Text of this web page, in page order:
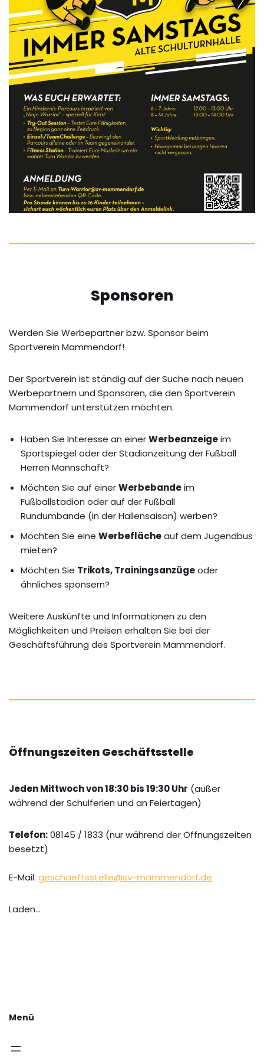
Sponsoren
Werden Sie Werbepartner bzw. Sponsor beim
Sportverein Mammendorf!
Der Sportverein ist ständig auf der Suche nach neuen
Werbepartnern und Sponsoren, die den Sportverein
Mammendorf unterstützen möchten.
Haben Sie Interesse an einerWerbeanzeigeim
Sportspiegel oder der Stadionzeitung der Fußball
Herren Mannschaft?
Möchten Sie auf einerWerbebandeim
Fußballstadion oder auf der Fußball
Rundumbande (in der Hallensaison) werben?
Möchten Sie eine Werbeflächeauf dem Jugendbus
mieten?
Möchten Sie Trikots, Trainingsanzügeoder
ähnliches sponsern?
Weitere Auskünfte und Informationen zu den
Möglichkeiten und Preisen erhalten Sie bei der
Geschäftsführung des Sportverein Mammendorf.
Öffnungszeiten Geschäftsstelle
Jeden Mittwoch von 18:30 bis 19:30 Uhr (außer
während der Schulferien und an Feiertagen)
Telefon:08145 / 1833 (nur während der Öffnungszeiten
besetzt)
E-Mail: geschaeftsstelle@sv-mammendorf.de
Laden…
Menü